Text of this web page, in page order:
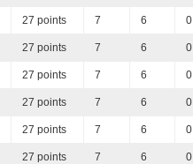
27 points 7 6 0
27 points 7 6 0
27 points 7 6 0
27 points 7 6 0
27 points 7 6 0
27 points 7 6 0